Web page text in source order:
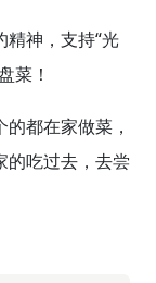
神，支持“光
菜！
都在家做菜，
的吃过去，去尝